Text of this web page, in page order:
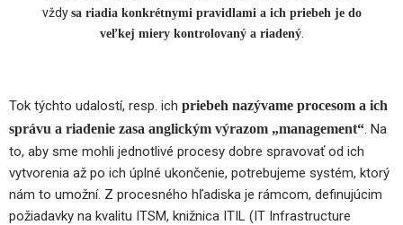
vždy sa riadia konkrétnymi pravidlami a ich priebeh je do
veľkej miery kontrolovaný a riadený.
Tok týchto udalostí, resp. ich priebeh nazývame procesom a ich
správu a riadenie zasa anglickým výrazom „management“. Na
to, aby sme mohli jednotlivé procesy dobre spravovať od ich
vytvorenia až po ich úplné ukončenie, potrebujeme systém, ktorý
nám to umožní. Z procesného hľadiska je rámcom, definujúcim
požiadavky na kvalitu ITSM, knižnica ITIL (IT Infrastructure